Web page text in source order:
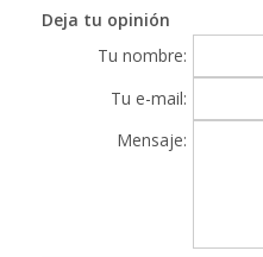
Deja tu opinión
Tu nombre:
Tu e-mail:
Mensaje: